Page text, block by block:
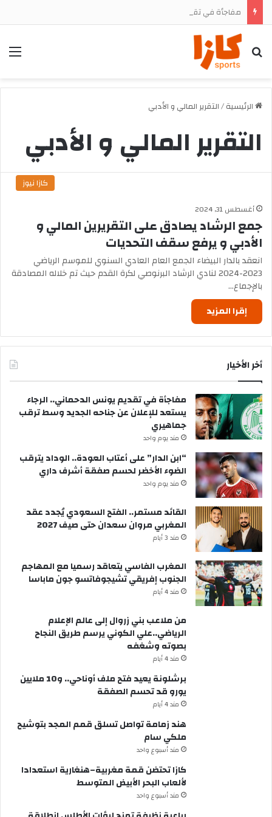
بحث
الرئيسية/التقرير المالي و الأدبي
التقرير المالي و الأدبي
كازا نيوز
أغسطس 31, 2024
جمع الرشاد يصادق على التقريرين المالي و
الأدبي و يرفع سقف التحديات
انعقد بالدار البيضاء الجمع العام العادي السنوي للموسم الرياضي
2023-2024 لنادي الرشاد البرنوصي لكرة القدم حيث تم خلاله المصادقة
بالإجماع…
إقرا المزيد
أخر الأخيار
مفاجأة في تقديم يونس الدحماني.. الرجاء
يستعد للإعلان عن جناحه الجديد وسط ترقب
جماهيري
مند يوم واحد
“ابن الدار” على أعتاب العودة.. الوداد يترقب
الضوء الأخضر لحسم صفقة أشرف داري
مند يوم واحد
القائد مستمر.. الفتح السعودي يُجدد عقد
المغربي مروان سعدان حتى صيف 2027
مند 3 أيام
المغرب الفاسي يتعاقد رسميا مع المهاجم
الجنوب إفريقي تشيجوفاتسو جون ماباسا
مند 4 أيام
من ملاعب بني زروال إلى عالم الإعلام
الرياضي..علي الكوني يرسم طريق النجاح
بصوته وشغفه
مند 4 أيام
برشلونة يعيد فتح ملف أوناحي.. و10 ملايين
يورو قد تحسم الصفقة
مند 4 أيام
هند زمامة تواصل تسلق قمم المجد بتوشيح
ملكي سام
مند أسبوع واحد
كازا تحتضن قمة مغربية–هنغارية استعدادا
لألعاب البحر الأبيض المتوسط
مند أسبوع واحد